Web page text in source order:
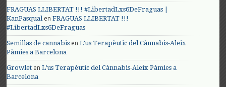
FRAGUAS LLIBERTAT !!! #LibertadLxs6DeFraguas |
KanPasqualenFRAGUAS LLIBERTAT !!!
#LibertadLxs6DeFraguas
Semillas de cannabis enL’us Terapèutic del Cànnabis-Aleix
Pàmies a Barcelona
Growlet enL’us Terapèutic del Cànnabis-Aleix Pàmies a
Barcelona